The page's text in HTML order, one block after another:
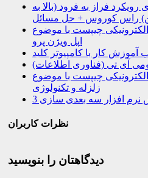
فراز به فرود (بالا به
راس کوروس + حل مسائل
چیپست با موضوع
اپل ویژن پرو
آموزش کار با کامپیوتر کلید
آی تی (فناوری اطلاعات)
چیپست با موضوع
زلزله و تکنولوژی
نظرات کاربران
دیدگاهتان را بنویسید